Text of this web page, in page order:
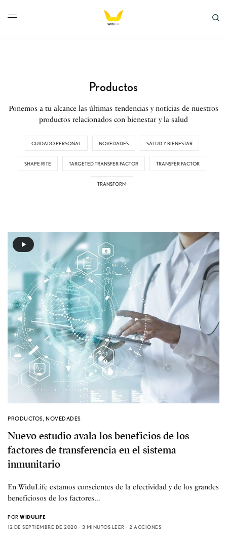
Productos
Ponemos a tu alcance las últimas tendencias y notícias de nuestros
productos relacionados con bienestar y la salud
CUIDADO PERSONAL NOVEDADES SALUD Y BIENESTAR
SHAPE RITE TARGETED TRANSFER FACTOR TRANSFER FACTOR
TRANSFORM
PRODUCTOS,NOVEDADES
Nuevo estudio avala los beneficios de los
factores de transferencia en el sistema
inmunitario
En WiduLife estamos conscientes de la efectividad y de los grandes
beneficiosos de los factores…
POR WIDULIFE
12 DE SEPTIEMBRE DE 2020
3 MINUTOS LEER 2 ACCIONES